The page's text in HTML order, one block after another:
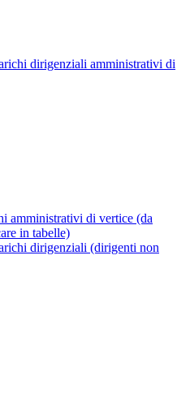
dirigenziali amministrativi di
amministrativi di vertice (da
in tabelle)
dirigenziali (dirigenti non